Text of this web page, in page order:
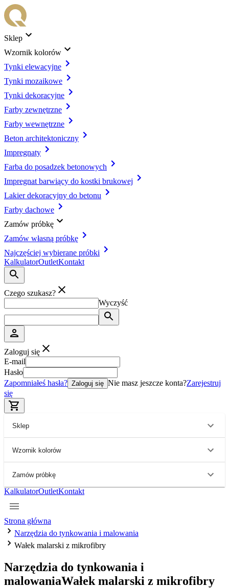
Sklep
Wzornik kolorów
Tynki elewacyjne
Tynki mozaikowe
Tynki dekoracyjne
Farby zewnętrzne
Farby wewnętrzne
Beton architektoniczny
Impregnaty
Farba do posadzek betonowych
Impregnat barwiący do kostki brukowej
Lakier dekoracyjny do betonu
Farby dachowe
Zamów próbkę
Zamów własną próbkę
Najczęściej wybierane próbki
KalkulatorOutletKontakt
Czego szukasz?
Wyczyść
Zaloguj się
E-mail
Hasło
Zapomniałeś hasła? Zaloguj się Nie masz jeszcze konta?Zarejestruj
się
Sklep
Wzornik kolorów
Zamów próbkę
KalkulatorOutletKontakt
Strona główna
Narzędzia do tynkowania i malowania
Wałek malarski z mikrofibry
Narzędzia do tynkowania i
malowaniaWałek malarski z mikrofibry